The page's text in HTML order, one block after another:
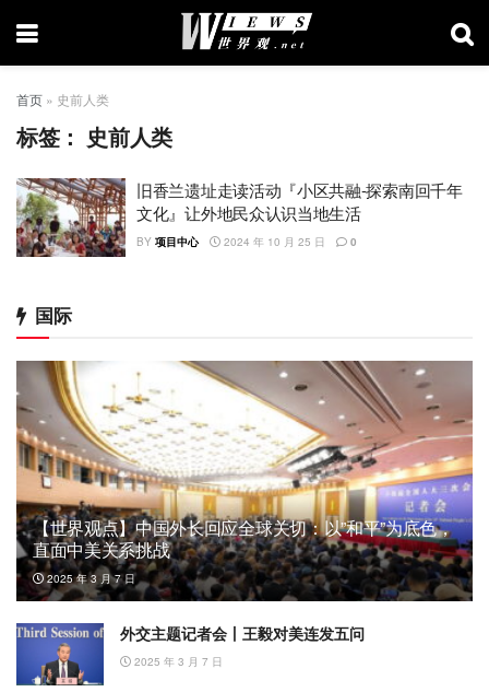
首页 » 史前人类
标签： 史前人类
旧香兰遗址走读活动『小区共融-探索南回千年
文化』让外地民众认识当地生活
BY 项目中心 2024 年 10 月 25 日 0
国际
【世界观点】中国外长回应全球关切：以”和平”为底色，
直面中美关系挑战
2025 年 3 月 7 日
外交主题记者会丨王毅对美连发五问
2025 年 3 月 7 日